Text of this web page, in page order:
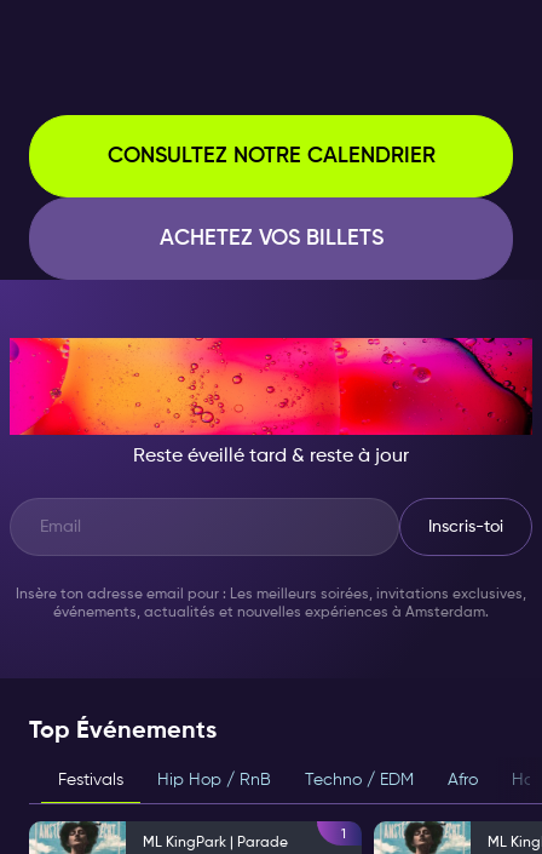
CONSULTEZ NOTRE CALENDRIER
ACHETEZ VOS BILLETS
CE SOIR, DEVIENS
QUELQU'UN D'INCROYABLE
Reste éveillé tard & reste à jour
Inscris-toi
Insère ton adresse email pour : Les meilleurs soirées, invitations exclusives,
événements, actualités et nouvelles expériences à Amsterdam.
Top Événements
Festivals Hip Hop / RnB Techno / EDM Afro
ML KingPark | Parade
1
ML